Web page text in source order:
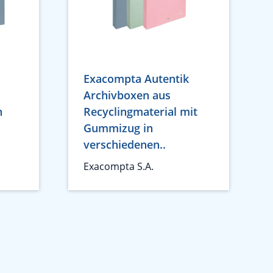
Exacompta Autentik
Archivboxen aus
Recyclingmaterial mit
Gummizug in
verschiedenen..
Exacompta S.A.